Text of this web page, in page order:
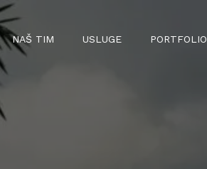
NAŠ TIM USLUGE PORTFOLIO